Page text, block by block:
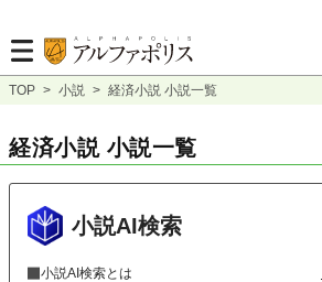
TOP > 小説 > 経済小説 小説一覧
経済小説 小説一覧
小説AI検索
小説AI検索とは